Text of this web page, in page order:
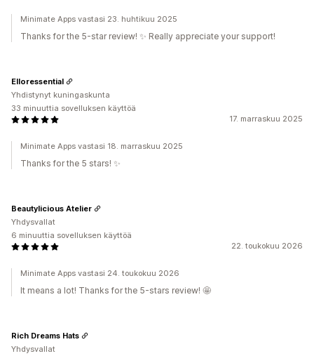
Minimate Apps vastasi 23. huhtikuu 2025
Thanks for the 5-star review! ✨ Really appreciate your support!
17. marraskuu 2025
Elloressential
Yhdistynyt kuningaskunta
33 minuuttia sovelluksen käyttöä
Minimate Apps vastasi 18. marraskuu 2025
Thanks for the 5 stars! ✨
22. toukokuu 2026
Beautylicious Atelier
Yhdysvallat
6 minuuttia sovelluksen käyttöä
Minimate Apps vastasi 24. toukokuu 2026
It means a lot! Thanks for the 5-stars review! 🤩
Rich Dreams Hats
Yhdysvallat